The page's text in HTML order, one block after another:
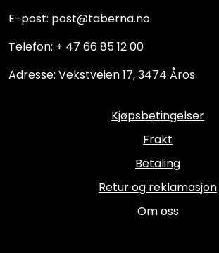
E-post: post@taberna.no
Telefon: + 47 66 85 12 00
Adresse: Vekstveien 17, 3474 Åros
Kjøpsbetingelser
Frakt
Betaling
Retur og reklamasjon
Om oss